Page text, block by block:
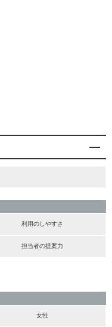
利用のしやすさ
担当者の提案力
女性